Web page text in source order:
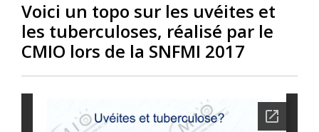
Voici un topo sur les uvéites et
les tuberculoses, réalisé par le
CMIO lors de la SNFMI 2017